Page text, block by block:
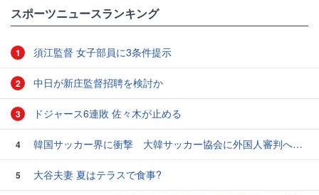
スポーツニュースランキング
1 須江監督 女子部員に3条件提示
2 中日が新庄監督招聘を検討か
3 ドジャース6連敗 佐々木が止める
4 韓国サッカー界に衝撃 大韓サッカー協会に外国人審判への“性的接待”疑惑 韓国メディアが報道
5
大谷夫妻 夏はテラスで食事?